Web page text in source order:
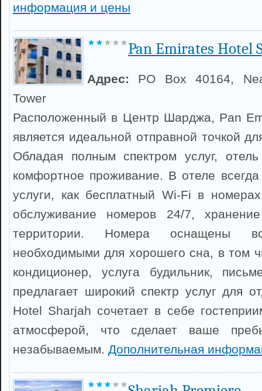
информация и цены
Pan Emirates Hotel
Адрес: PO Box 40164,
Tower
Расположенный в Центр Шарджа, Pan
является идеальной отправной точкой
Обладая полным спектром услуг, отель
комфортное проживание. В отеле
услуги, как бесплатный Wi-Fi в
обслуживание номеров 24/7,
территории. Номера оснащены
необходимыми для хорошего сна, в том
кондиционер, услуга будильник,
предлагает широкий спектр услуг для
Hotel Sharjah сочетает в себе
атмосферой, что сделает ваше
незабываемым. Дополнительная